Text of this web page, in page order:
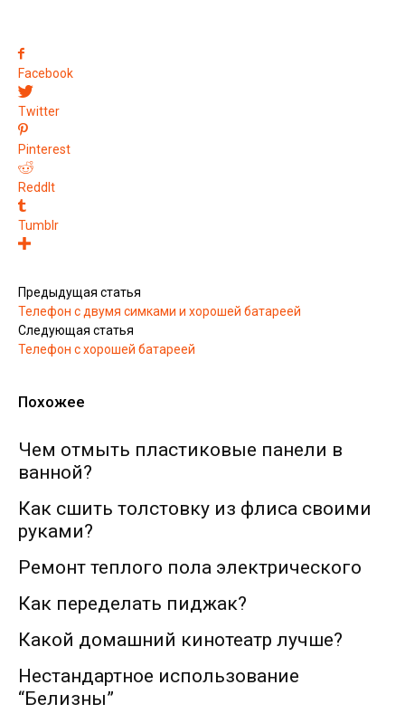
Facebook
Twitter
Pinterest
ReddIt
Tumblr
Предыдущая статья
Телефон с двумя симками и хорошей батареей
Следующая статья
Телефон с хорошей батареей
Похожее
Чем отмыть пластиковые панели в
ванной?
Как сшить толстовку из флиса своими
руками?
Ремонт теплого пола электрического
Как переделать пиджак?
Какой домашний кинотеатр лучше?
Нестандартное использование
“Белизны”